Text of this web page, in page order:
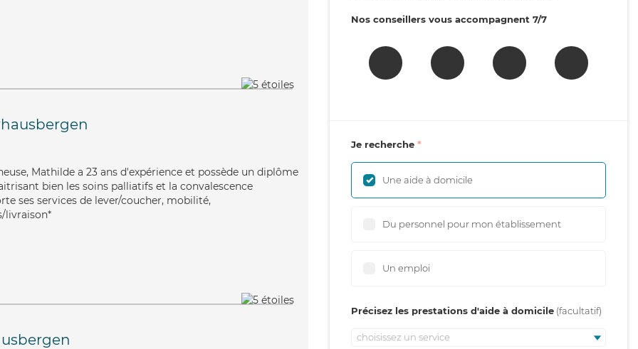
Mathilde a 23 ans d'expérience et possède un diplôme
bien les soins palliatifs et la convalescence
ses services de lever/coucher, mobilité,
livraison*
Nos conseillers vous accompagnent 7/7
Je recherche
Une aide à domicile
Du personnel pour mon établissement
Un emploi
Précisez les prestations d'aide à domicile
choisissez un service